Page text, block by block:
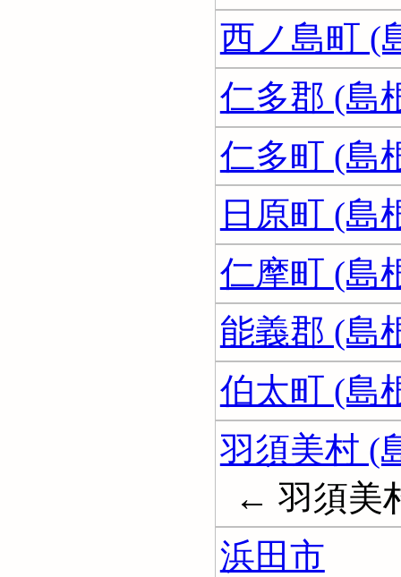
西ノ島町 (
仁多郡 (島
仁多町 (島
日原町 (島
仁摩町 (島
能義郡 (島
伯太町 (島
羽須美村 (
← 羽須美
浜田市